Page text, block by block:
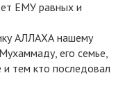
ЕМУ равных и
АЛЛАХА нашему
его семье,
тем кто последовал